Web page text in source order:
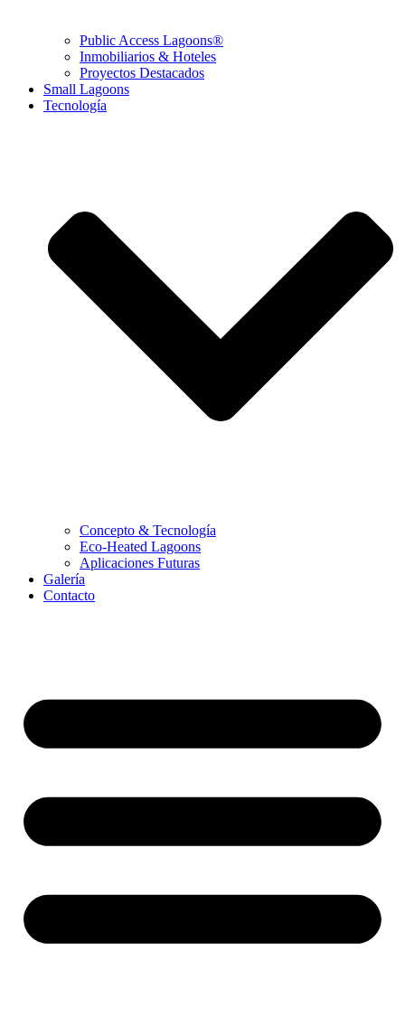
Public Access Lagoons®
Inmobiliarios & Hoteles
Proyectos Destacados
Small Lagoons
Tecnología
Concepto & Tecnología
Eco-Heated Lagoons
Aplicaciones Futuras
Galería
Contacto